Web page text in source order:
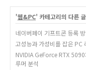
'웹&PC' 카테고리의 다른 글
네이버페이 기프트콘 등록 방
고성능과 가성비를 잡은 PC
NVIDIA GeForce RTX
루머 분석